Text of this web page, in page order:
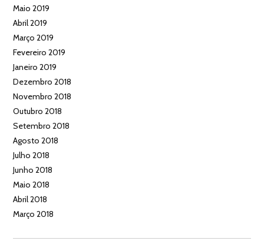
Maio 2019
Abril 2019
Março 2019
Fevereiro 2019
Janeiro 2019
Dezembro 2018
Novembro 2018
Outubro 2018
Setembro 2018
Agosto 2018
Julho 2018
Junho 2018
Maio 2018
Abril 2018
Março 2018